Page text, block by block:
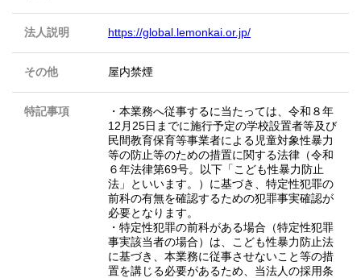
法人説明 https://global.lemonkai.or.jp/
その他 屋内禁煙
特記事項
・本業務へ従事するに当たっては、令和８年
12月25日までに施行予定の学校設置者等及び
民間教育保育等事業者による児童対象性暴力
等の防止等のための措置に関する法律（令和
６年法律第69号。以下「こども性暴力防止
法」といいます。）に基づき、特定性犯罪の
前科の有無を確認するための犯罪事実確認が
必要となります。
・特定性犯罪の前科がある場合（特定性犯罪
事実該当者の場合）は、こども性暴力防止法
に基づき、本業務に従事させないこと等の措
置を講じる必要があるため、当法人の採用条